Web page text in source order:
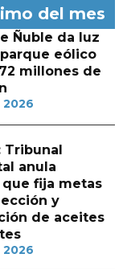
del mes
Ñuble da luz
eólico
millones de
2026
Tribunal
anula
fija metas
y
de aceites
2026